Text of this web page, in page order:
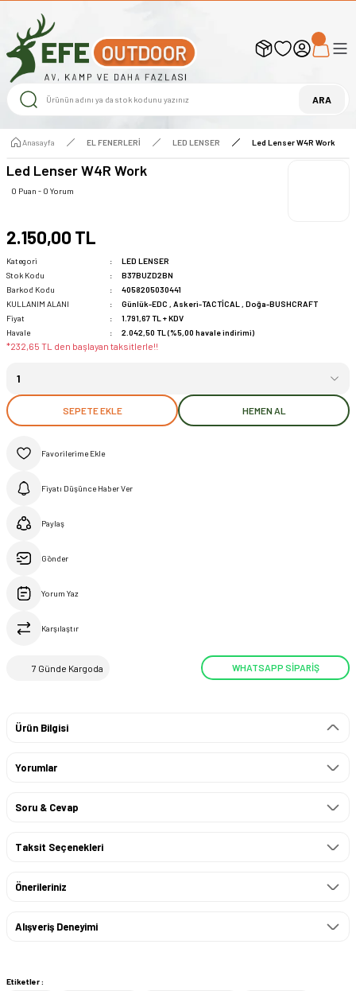
UYARI ! KARGOLAR 13 TEMMUZ 2026 YAPILACAK
1000 TL ve Üzeri Ücretsiz Kargo 1000 TL ve Üzeri Ücretsiz Kargo
1000 TL ve Üzeri Ücretsiz Kargo
ARA
Anasayfa EL FENERLERİ LED LENSER Led Lenser W4R Work
Led Lenser W4R Work
0 Puan - 0 Yorum
2.150,00 TL
Kategori
LED LENSER
Stok Kodu
B37BUZD2BN
Barkod Kodu
4058205030441
KULLANIM ALANI
Günlük-EDC , Askeri-TACTİCAL , Doğa-BUSHCRAFT
Fiyat
1.791,67 TL + KDV
Havale
2.042,50 TL (%5,00 havale indirimi)
*232,65 TL den başlayan taksitlerle!!
SEPETE EKLE HEMEN AL
Fiyatı Düşünce Haber Ver
Paylaş
Gönder
Yorum Yaz
Karşılaştır
7 Günde Kargoda WHATSAPP SİPARİŞ
Ürün Bilgisi
Yorumlar
Soru & Cevap
Taksit Seçenekleri
Önerileriniz
Alışveriş Deneyimi
Etiketler :